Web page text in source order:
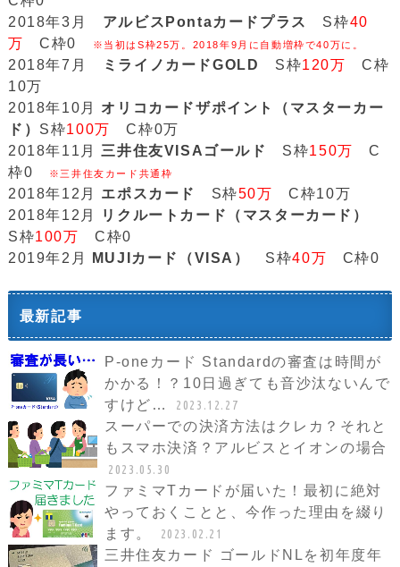
2018年3月 アルビスPontaカードプラス S枠40
万 C枠0 ※当初はS枠25万。2018年9月に自動増枠で40万に。
2018年7月 ミライノカードGOLD S枠120万 C枠
10万
2018年10月 オリコカードザポイント（マスターカー
ド） S枠100万
C枠0万
2018年11月 三井住友VISAゴールド S枠150万
C
枠0
※三井住友カード共通枠
2018年12月 エポスカード S枠50万 C枠10万
2018年12月
リクルートカード（マスターカード）
S枠100万 C枠0
2019年2月
MUJIカード（VISA） S枠40万 C枠0
最新記事
P-oneカード Standardの審査は時間が
かかる！？10日過ぎても音沙汰ないんで
すけど…
2023.12.27
スーパーでの決済方法はクレカ？それと
もスマホ決済？アルビスとイオンの場合
2023.05.30
ファミマTカードが届いた！最初に絶対
やっておくことと、今作った理由を綴り
ます。
2023.02.21
三井住友カード ゴールドNLを初年度年